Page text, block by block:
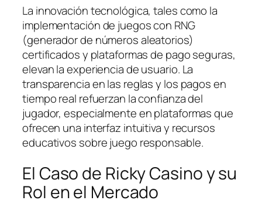
La innovación tecnológica, tales como la
implementación de juegos con RNG
(generador de números aleatorios)
certificados y plataformas de pago seguras,
elevan la experiencia de usuario. La
transparencia en las reglas y los pagos en
tiempo real refuerzan la confianza del
jugador, especialmente en plataformas que
ofrecen una interfaz intuitiva y recursos
educativos sobre juego responsable.
El Caso de Ricky Casino y su
Rol en el Mercado